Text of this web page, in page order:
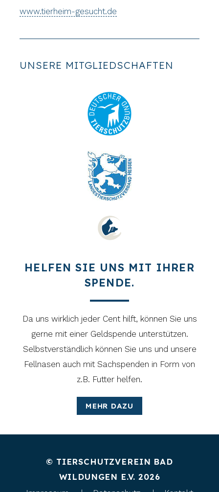
www.tierheim-gesucht.de
UNSERE MITGLIEDSCHAFTEN
HELFEN SIE UNS MIT IHRER
SPENDE.
Da uns wirklich jeder Cent hilft, können Sie uns
gerne mit einer Geldspende unterstützen.
Selbstverständlich können Sie uns und unsere
Fellnasen auch mit Sachspenden in Form von
z.B. Futter helfen.
MEHR DAZU
© TIERSCHUTZVEREIN BAD
WILDUNGEN E.V. 2026